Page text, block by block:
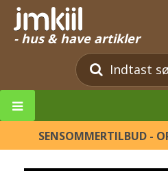
- hus & have artikler
SENSOMMERTILBUD -